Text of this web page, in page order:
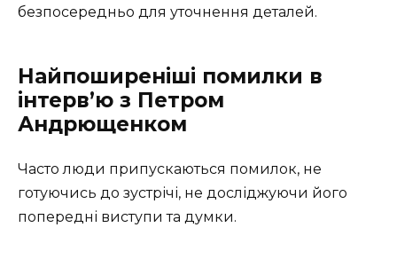
безпосередньо для уточнення деталей.
Найпоширеніші помилки в
інтерв’ю з Петром
Андрющенком
Часто люди припускаються помилок, не
готуючись до зустрічі, не досліджуючи його
попередні виступи та думки.